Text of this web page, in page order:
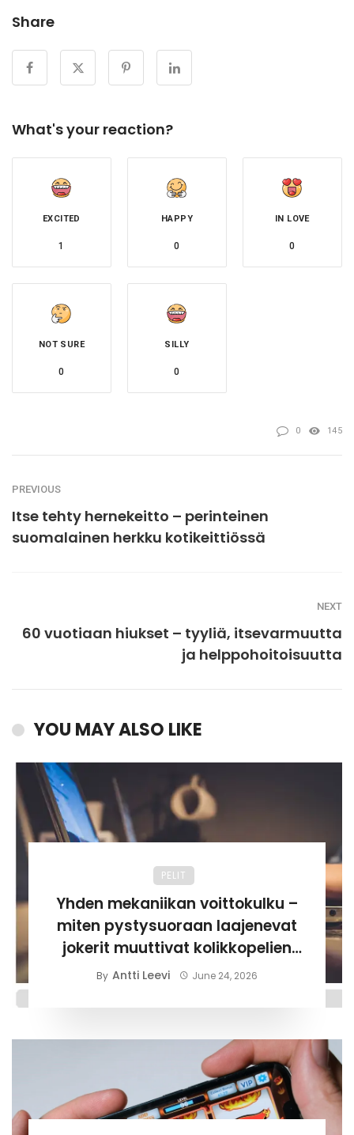
Share
What's your reaction?
EXCITED
1
HAPPY
0
IN LOVE
0
NOT SURE
0
SILLY
0
0 145
PREVIOUS
Itse tehty hernekeitto – perinteinen
suomalainen herkku kotikeittiössä
NEXT
60 vuotiaan hiukset – tyyliä, itsevarmuutta
ja helppohoitoisuutta
YOU MAY ALSO LIKE
PELIT
Yhden mekaniikan voittokulku –
miten pystysuoraan laajenevat
jokerit muuttivat kolikkopelien
historian suunnan
By Antti Leevi June 24, 2026